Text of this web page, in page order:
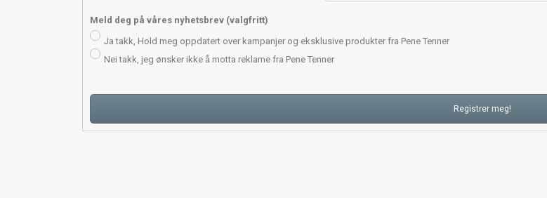
Meld deg på våres nyhetsbrev (valgfritt)
Ja takk, Hold meg oppdatert over kampanjer og eksklusive produkter fra Pene Tenner
Nei takk, jeg ønsker ikke å motta reklame fra Pene Tenner